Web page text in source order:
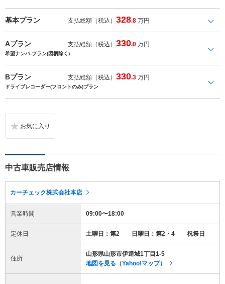
基本プラン 支払総額（税込）328.8 万円
Aプラン 支払総額（税込）330.0 万円
希望ナンバ-プラン(図柄除く)
Bプラン 支払総額（税込）330.3 万円
ドライブレコーダー(フロントのみ)プラン
中古車販売店情報
カーチェック株式会社本店
営業時間 09:00〜18:00
定休日 土曜日：第2 日曜日：第2・4 祝祭日
住所
山形県山形市伊達城1丁目1-5
地図を見る（Yahoo!マップ）